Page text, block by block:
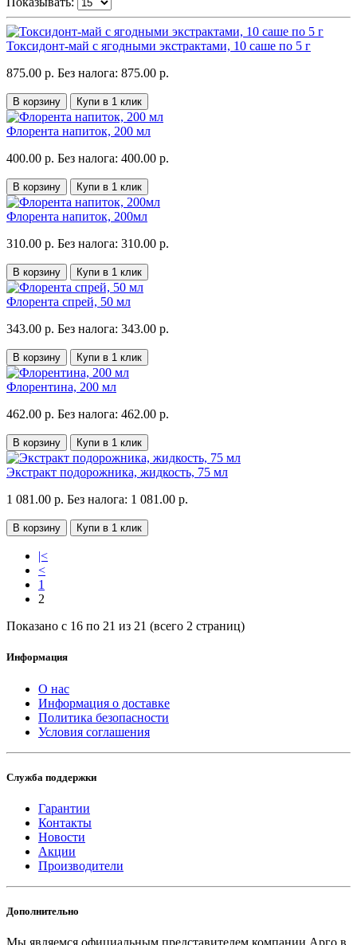
Токсидонт-май с ягодными экстрактами, 10 саше по 5 г
875.00 р. Без налога: 875.00 р.
В корзину Купи в 1 клик
Флорента напиток, 200 мл
400.00 р. Без налога: 400.00 р.
В корзину Купи в 1 клик
Флорента напиток, 200мл
310.00 р. Без налога: 310.00 р.
В корзину Купи в 1 клик
Флорента спрей, 50 мл
343.00 р. Без налога: 343.00 р.
В корзину Купи в 1 клик
Флорентина, 200 мл
462.00 р. Без налога: 462.00 р.
В корзину Купи в 1 клик
Экстракт подорожника, жидкость, 75 мл
1 081.00 р. Без налога: 1 081.00 р.
В корзину Купи в 1 клик
|<
<
1
2
Показано с 16 по 21 из 21 (всего 2 страниц)
Информация
О нас
Информация о доставке
Политика безопасности
Условия соглашения
Служба поддержки
Гарантии
Контакты
Новости
Акции
Производители
Дополнительно